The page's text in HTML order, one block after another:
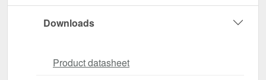
Downloads
Product datasheet